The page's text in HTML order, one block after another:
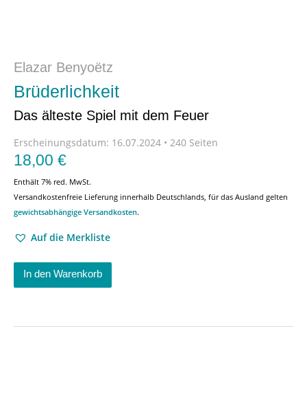
Elazar Benyoëtz
Brüderlichkeit
Das älteste Spiel mit dem Feuer
Erscheinungsdatum: 16.07.2024 • 240 Seiten
18,00 €
Enthält 7% red. MwSt.
Versandkostenfreie Lieferung innerhalb Deutschlands, für das Ausland gelten
gewichtsabhängige Versandkosten.
Auf die Merkliste
In den Warenkorb